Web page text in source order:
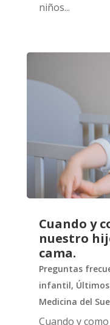
niños...
Cuando y
nuestro
cama.
Preguntas
infantil,
Medicina del
Cuando y